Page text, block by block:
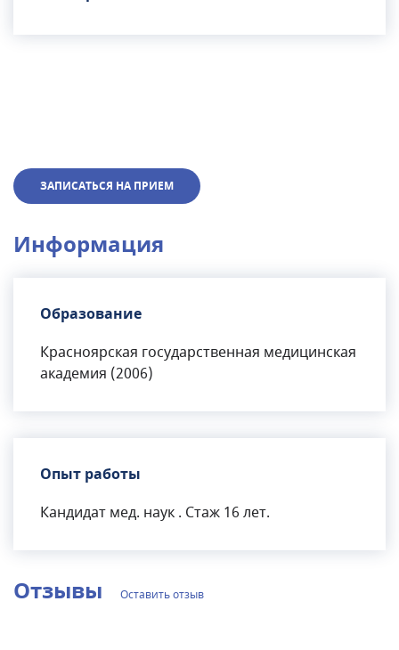
ЗАПИСАТЬСЯ НА ПРИЕМ
Информация
Образование
Красноярская государственная медицинская
академия (2006)
Опыт работы
Кандидат мед. наук . Стаж 16 лет.
Отзывы Оставить отзыв